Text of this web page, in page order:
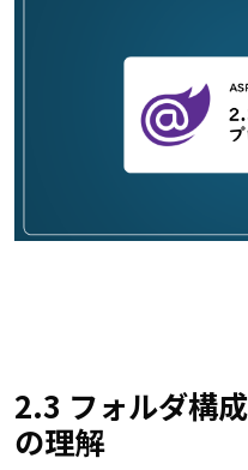
2.3 フォルダ構
の理解